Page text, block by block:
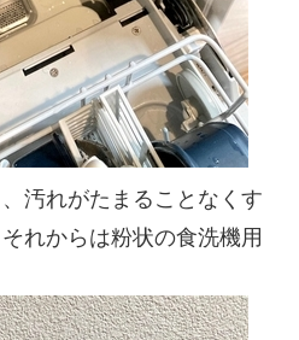
汚れがたまることなくす
れからは粉状の食洗機用